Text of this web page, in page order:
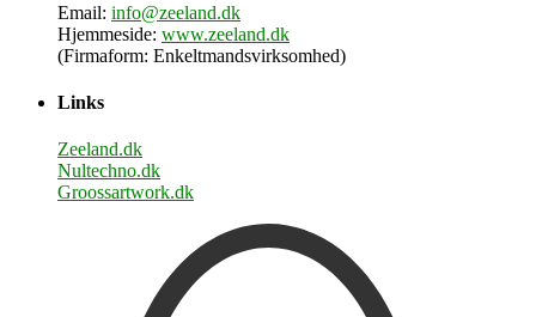
Email: info@zeeland.dk
Hjemmeside: www.zeeland.dk
(Firmaform: Enkeltmandsvirksomhed)
Links
Zeeland.dk
Nultechno.dk
Groossartwork.dk